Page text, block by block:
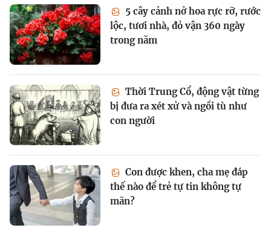
5 cây cảnh nở hoa rực rỡ, rước
lộc, tươi nhà, đỏ vận 360 ngày
trong năm
Thời Trung Cổ, động vật từng
bị đưa ra xét xử và ngồi tù như
con người
Con được khen, cha mẹ đáp
thế nào để trẻ tự tin không tự
mãn?